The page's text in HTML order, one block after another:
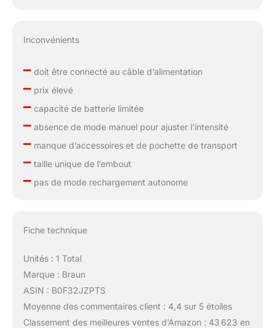
Inconvénients
–doit être connecté au câble d’alimentation
–prix élevé
–capacité de batterie limitée
–absence de mode manuel pour ajuster l’intensité
–manque d’accessoires et de pochette de transport
–taille unique de l’embout
–pas de mode rechargement autonome
Fiche technique
Unités : 1 Total
Marque : Braun
ASIN : B0F32JZPTS
Moyenne des commentaires client : 4,4 sur 5 étoiles
Classement des meilleures ventes d’Amazon : 43 623 en